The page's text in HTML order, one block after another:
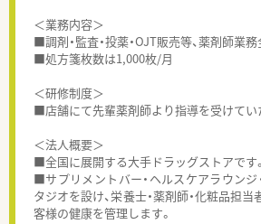
＜業務内容＞
■調剤・監査・投薬・OJT販売等、薬剤師業
■処方箋枚数は1,000枚/月
＜研修制度＞
■店舗にて先輩薬剤師より指導を受けてい
＜法人概要＞
■全国に展開する大手ドラッグストアです。
■サプリメントバー・ヘルスケアラウンジ
タジオを設け、栄養士・薬剤師・化粧品担
客様の健康を管理します。